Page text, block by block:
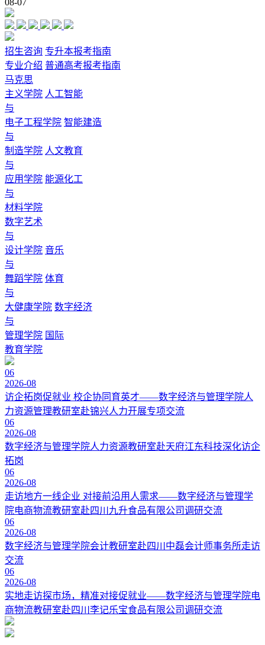
08-07
招生咨询 专升本报考指南
专业介绍 普通高考报考指南
马克思
主义学院 人工智能
与
电子工程学院 智能建造
与
制造学院 人文教育
与
应用学院 能源化工
与
材料学院
数字艺术
与
设计学院 音乐
与
舞蹈学院 体育
与
大健康学院 数字经济
与
管理学院 国际
教育学院
06
2026-08
访企拓岗促就业 校企协同育英才——数字经济与管理学院人
力资源管理教研室赴锦兴人力开展专项交流
06
2026-08
数字经济与管理学院人力资源教研室赴天府江东科技深化访企
拓岗
06
2026-08
走访地方一线企业 对接前沿用人需求——数字经济与管理学
院电商物流教研室赴四川九升食品有限公司调研交流
06
2026-08
数字经济与管理学院会计教研室赴四川中磊会计师事务所走访
交流
06
2026-08
实地走访探市场，精准对接促就业——数字经济与管理学院电
商物流教研室赴四川李记乐宝食品有限公司调研交流